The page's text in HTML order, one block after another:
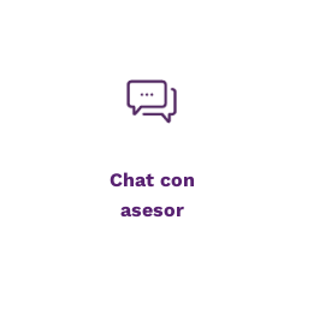
Chat con
asesor